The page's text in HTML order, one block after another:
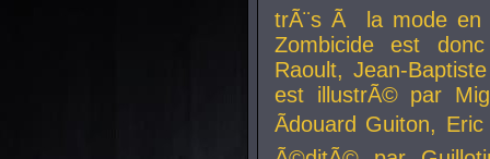
trÃ¨s Ã la mode en
Zombicide est
Raoult, Jean-
est illustrÃ© par
Ãdouard Guiton,